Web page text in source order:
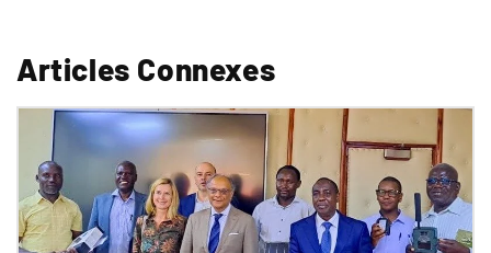
Articles Connexes